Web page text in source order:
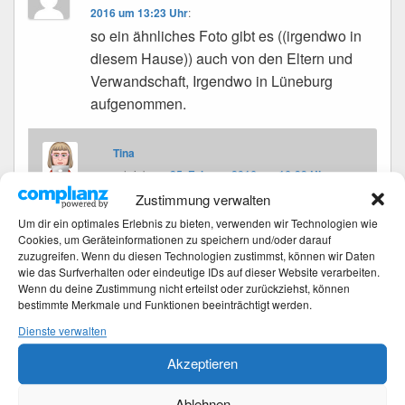
Zustimmung verwalten
Um dir ein optimales Erlebnis zu bieten, verwenden wir Technologien wie
Cookies, um Geräteinformationen zu speichern und/oder darauf
zuzugreifen. Wenn du diesen Technologien zustimmst, können wir Daten
wie das Surfverhalten oder eindeutige IDs auf dieser Website verarbeiten.
Wenn du deine Zustimmung nicht erteilst oder zurückziehst, können
bestimmte Merkmale und Funktionen beeinträchtigt werden.
Dienste verwalten
Akzeptieren
2016 um 13:23 Uhr:
so ein ähnliches Foto gibt es ((irgendwo in
diesem Hause)) auch von den Eltern und
Verwandschaft, Irgendwo in Lüneburg
aufgenommen.
Tina
schriebam25. Februar 2016 um 16:33 Uhr:
Dies war in Nindorf, in der Nähe des heutigen
Wildparks.
Beitragsnavigation
DIY – bequeme weite Hose – nähen